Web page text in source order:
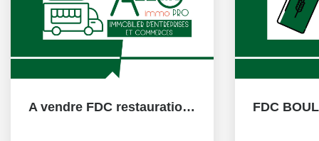
A vendre FDC restauration, Biarritz, centre